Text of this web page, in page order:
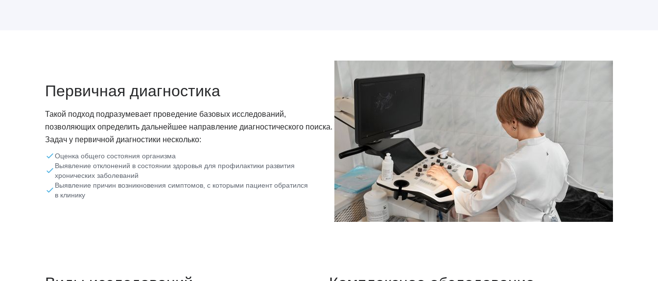
Первичная диагностика
Такой подход подразумевает проведение базовых исследований,
позволяющих определить дальнейшее направление диагностического поиска.
Задач у первичной диагностики несколько:
Оценка общего состояния организма
Выявление отклонений в состоянии здоровья для профилактики развития
хронических заболеваний
Выявление причин возникновения симптомов, с которыми пациент обратился
в клинику